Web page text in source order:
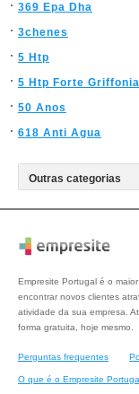
369 Epa Dha
3chenes
5 Htp
5 Htp Forte
50 Anos
618 Anti Agua
Empresite Portugal é o
encontrar novos clientes
atividade da sua empresa.
forma gratuita, hoje mesmo.
Perguntas frequentes
O que é o Empresite